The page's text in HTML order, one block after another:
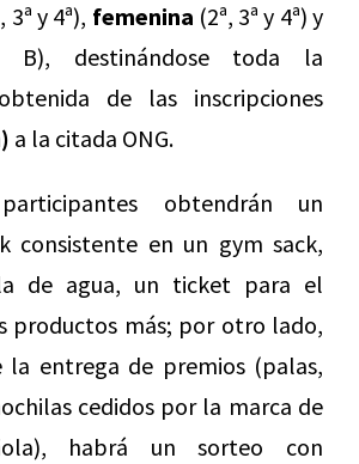
3ª y 4ª), femenina (2ª, 3ª y 4ª) y
destinándose toda la
de las inscripciones
a la citada ONG.
obtendrán un
consistente en un gym sack,
de agua, un ticket para el
productos más; por otro lado,
entrega de premios (palas,
cedidos por la marca de
habrá un sorteo con